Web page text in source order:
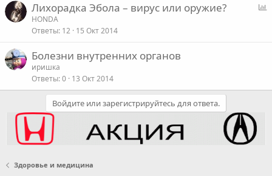
Лихорадка Эбола – вирус или оружие?
HONDA
Ответы 12 15 Окт 2014
Болезни внутренних органов
иришка
Ответы 0 13 Окт 2014
Войдите или зарегистрируйтесь для ответа.
Здоровье и медицина